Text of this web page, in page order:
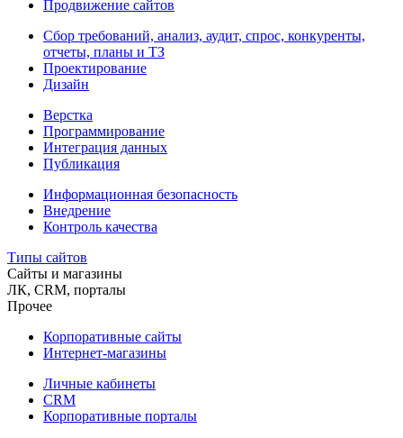
Продвижение сайтов
Сбор требований, анализ, аудит, спрос, конкуренты,
отчеты, планы и ТЗ
Проектирование
Дизайн
Верстка
Программирование
Интеграция данных
Публикация
Информационная безопасность
Внедрение
Контроль качества
Типы сайтов
Сайты и магазины
ЛК, CRM, порталы
Прочее
Корпоративные сайты
Интернет-магазины
Личные кабинеты
CRM
Корпоративные порталы